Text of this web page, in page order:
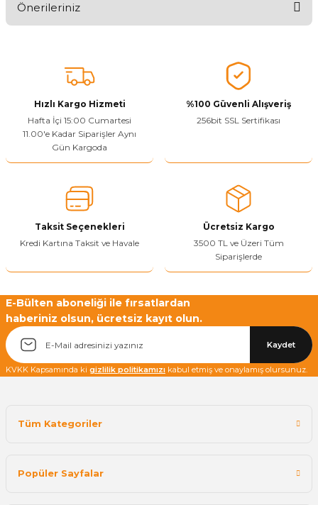
Ürünü Değerlendir
Önerileriniz
tarafımıza iletebilirsiniz.
Görüş ve önerileriniz için teşekkür ederiz.
Ürün resmi kalitesiz, bozuk veya görüntülenemiyor.
Ürün açıklamasında eksik bilgiler bulunuyor.
Sitenize Pek Güvenemedim
Bu ürüne benzer farklı alternatifler olmalı.
Yetkiliye Gönder
Hızlı Kargo Hizmeti
Hafta İçi 15:00 Cumartesi
11.00'e Kadar Siparişler Aynı
Gün Kargoda
%100 Güvenli Alışveriş
256bit SSL Sertifikası
Taksit Seçenekleri
Kredi Kartına Taksit ve Havale
Ücretsiz Kargo
3500 TL ve Üzeri Tüm
Siparişlerde
E-Bülten aboneliği ile fırsatlardan
haberiniz olsun, ücretsiz kayıt olun.
Kaydet
KVKK Kapsamında ki gizlilik politikamızı kabul etmiş ve onaylamış olursunuz.
Tüm Kategoriler
Popüler Sayfalar